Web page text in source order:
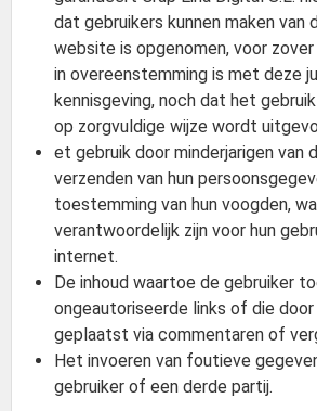
dat gebruikers kunnen maken van
website is opgenomen, voor
in overeenstemming is met deze
kennisgeving, noch dat het
op zorgvuldige wijze wordt
et gebruik door minderjarigen van
verzenden van hun
toestemming van hun voogden,
verantwoordelijk zijn voor hun
internet.
De inhoud waartoe de gebruiker
ongeautoriseerde links of die door
geplaatst via commentaren of
Het invoeren van foutieve
gebruiker of een derde partij.